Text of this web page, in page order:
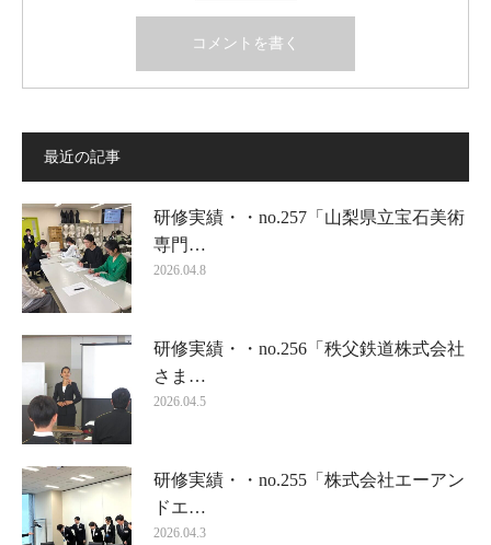
最近の記事
研修実績・・no.257「山梨県立宝石美術
専門…
2026.04.8
研修実績・・no.256「秩父鉄道株式会社
さま…
2026.04.5
研修実績・・no.255「株式会社エーアン
ドエ…
2026.04.3